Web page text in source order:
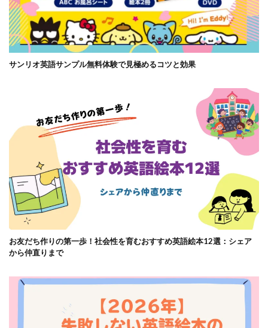
サンリオ英語サンプル無料体験で見極めるコツと効果
お友だち作りの第一歩！社会性を育むおすすめ英語絵本12選：シェア
から仲直りまで